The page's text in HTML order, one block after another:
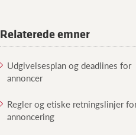
Relaterede emner
Udgivelsesplan og deadlines for
annoncer
Regler og etiske retningslinjer
annoncering